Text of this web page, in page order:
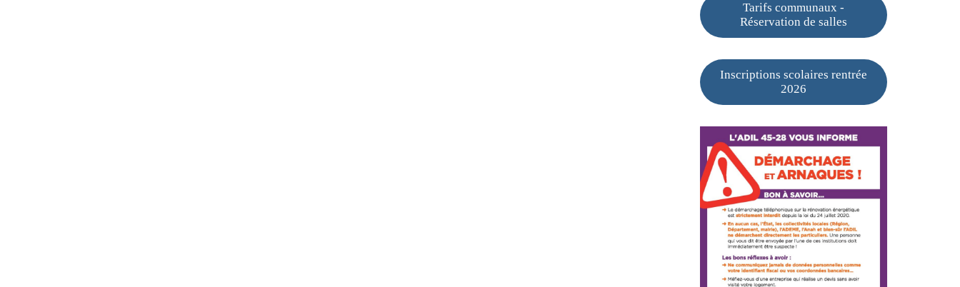
Tarifs communaux -
Réservation de salles
Inscriptions scolaires rentrée
2026